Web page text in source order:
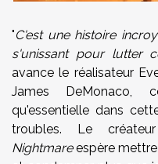
"C'est une histoire
s'unissant pour lutter
avance le réalisateur
James DeMonaco,
qu'essentielle dans
troubles. Le
Nightmareespère mettre